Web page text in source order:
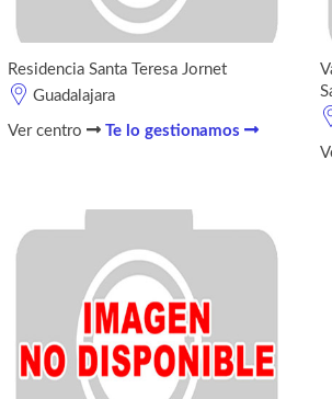
Residencia Santa Teresa Jornet
Guadalajara
Ver centro Te lo gestionamos